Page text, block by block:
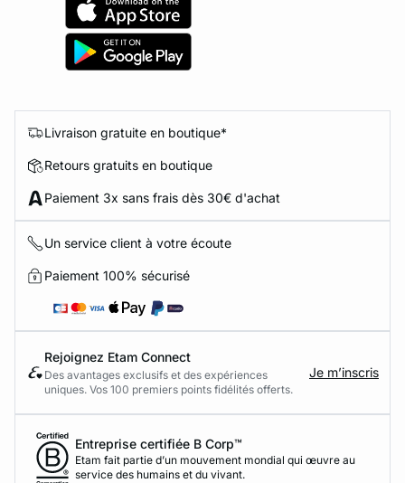
Livraison gratuite en boutique*
Retours gratuits en boutique
Paiement 3x sans frais dès 30€ d'achat
Un service client à votre écoute
Paiement 100% sécurisé
Rejoignez Etam Connect
Des avantages exclusifs et des expériences
uniques. Vos 100 premiers points fidélités offerts.
Je m’inscris
Entreprise certifiée B Corp™
Etam fait partie d’un mouvement mondial qui œuvre au
service des humains et du vivant.